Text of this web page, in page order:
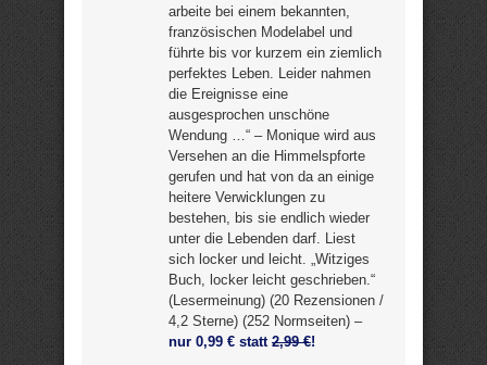
arbeite bei einem bekannten,
französischen Modelabel und
führte bis vor kurzem ein ziemlich
perfektes Leben. Leider nahmen
die Ereignisse eine
ausgesprochen unschöne
Wendung …“ – Monique wird aus
Versehen an die Himmelspforte
gerufen und hat von da an einige
heitere Verwicklungen zu
bestehen, bis sie endlich wieder
unter die Lebenden darf. Liest
sich locker und leicht. „Witziges
Buch, locker leicht geschrieben.“
(Lesermeinung) (20 Rezensionen /
4,2 Sterne) (252 Normseiten) –
nur 0,99 € statt 2,99 €!